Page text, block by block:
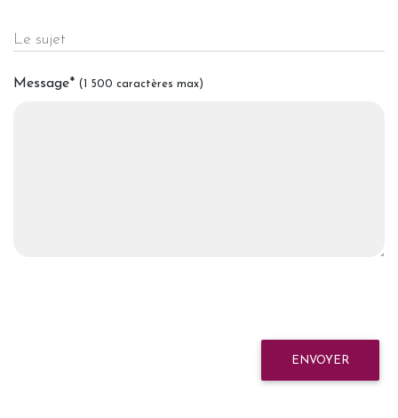
Le sujet
Message* (1 500 caractères max)
ENVOYER